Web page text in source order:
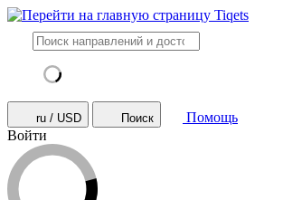
ru / USD Поиск
Помощь
Войти